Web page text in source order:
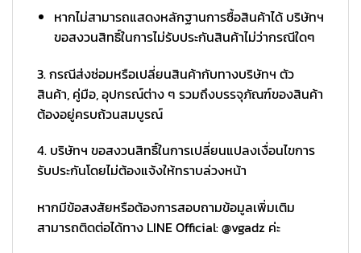
หากไม่สามารถแสดงหลักฐานการซื้อสินค้าได้ บริษัทฯ
ขอสงวนสิทธิ์ในการไม่รับประกันสินค้าไม่ว่ากรณีใดๆ
3. กรณีส่งซ่อมหรือเปลี่ยนสินค้ากับทางบริษัทฯ ตัว
สินค้า, คู่มือ, อุปกรณ์ต่าง ๆ รวมถึงบรรจุภัณฑ์ของสินค้า
ต้องอยู่ครบถ้วนสมบูรณ์
4. บริษัทฯ ขอสงวนสิทธิ์ในการเปลี่ยนแปลงเงื่อนไขการ
รับประกันโดยไม่ต้องแจ้งให้ทราบล่วงหน้า
หากมีข้อสงสัยหรือต้องการสอบถามข้อมูลเพิ่มเติม
สามารถติดต่อได้ทาง LINE Official: @vgadz ค่ะ